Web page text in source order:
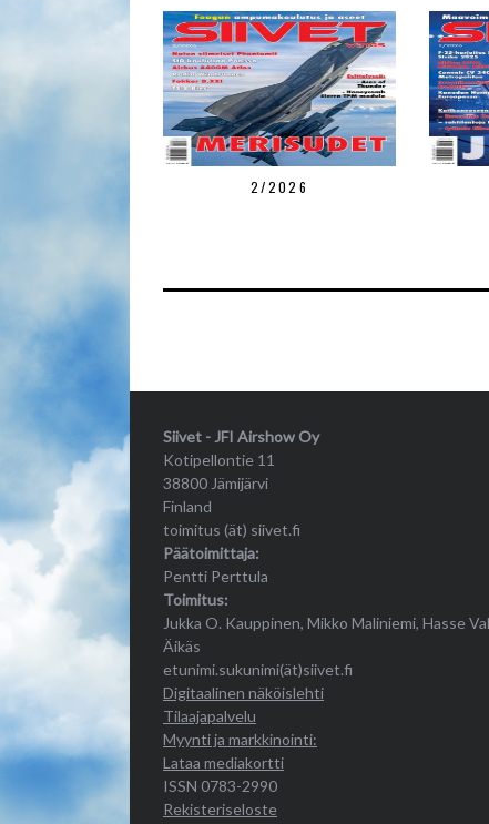
2/2026
Siivet - JFI Airshow Oy
Kotipellontie 11
38800 Jämijärvi
Finland
toimitus (ät) siivet.fi
Päätoimittaja:
Pentti Perttula
Toimitus:
Jukka O. Kauppinen, Mikko Maliniemi, Hasse
Äikäs
etunimi.sukunimi(ät)siivet.fi
Digitaalinen näköislehti
Tilaajapalvelu
Myynti ja markkinointi:
Lataa mediakortti
ISSN 0783-2990
Rekisteriseloste